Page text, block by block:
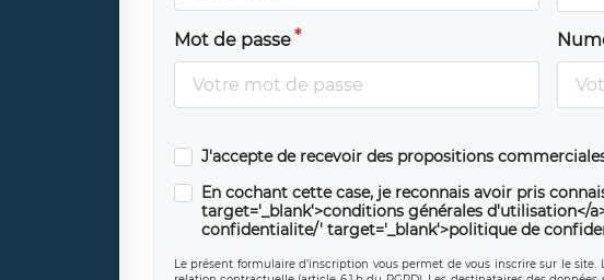
Mot de passe
J'accepte de recevoir des propositions
En cochant cette case, je reconnais avoir pris
target='_blank'>conditions générales d'utilisation</
confidentialite/' target='_blank'>politique de
Le présent formulaire d’inscription vous permet de vous inscrire sur le site.